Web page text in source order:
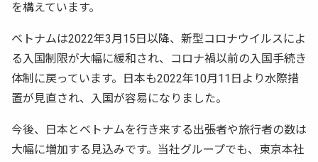
を構えています。
ベトナムは2022年3月15日以降、新型コロナウイルスによ
る入国制限が大幅に緩和され、コロナ禍以前の入国手続き
体制に戻っています。日本も2022年10月11日より水際措
置が見直され、入国が容易になりました。
今後、日本とベトナムを行き来する出張者や旅行者の数は
大幅に増加する見込みです。当社グループでも、東京本社